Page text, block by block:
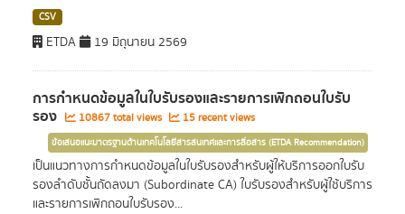
CSV
ETDA 19 มิถุนายน 2569
การกำหนดข้อมูลในใบรับรองและรายการเพิกถอนใบรับ
รอง 10867 total views 15 recent views
ข้อเสนอแนะมาตรฐานด้านเทคโนโลยีสารสนเทศและการสื่อสาร (ETDA Recommendation)
เป็นแนวทางการกำหนดข้อมูลในใบรับรองสำหรับผู้ให้บริการออกใบรับ
รองลำดับชั้นถัดลงมา (Subordinate CA) ใบรับรองสำหรับผู้ใช้บริการ
และรายการเพิกถอนใบรับรอง...